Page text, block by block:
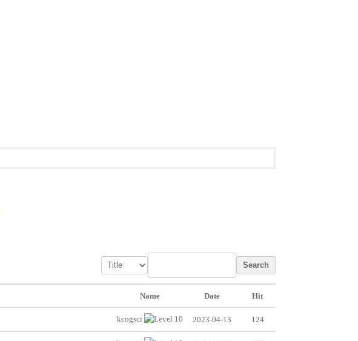
Search
Name Date Hit
kcogsci 2023-04-13 124